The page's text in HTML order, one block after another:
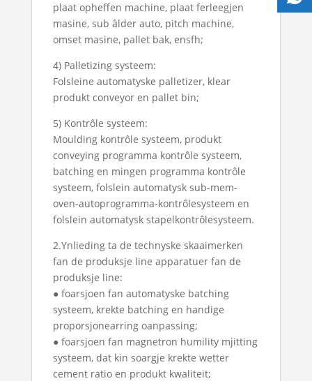
plaat opheffen machine, plaat ferleegjen
masine, sub âlder auto, pitch machine,
omset masine, pallet bak, ensfh;
4) Palletizing systeem:
Folsleine automatyske palletizer, klear
produkt conveyor en pallet bin;
5) Kontrôle systeem:
Moulding kontrôle systeem, produkt
conveying programma kontrôle systeem,
batching en mingen programma kontrôle
systeem, folslein automatysk sub-mem-
oven-autoprogramma-kontrôlesysteem en
folslein automatysk stapelkontrôlesysteem.
2.Ynlieding ta de technyske skaaimerken
fan de produksje line apparatuer fan de
produksje line:
● foarsjoen fan automatyske batching
systeem, krekte batching en handige
proporsjonearring oanpassing;
● foarsjoen fan magnetron humility mjitting
systeem, dat kin soargje krekte wetter
cement ratio en produkt kwaliteit;